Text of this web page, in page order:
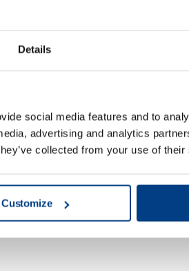
Details
social media features and to
advertising and analytics
collected from your use of
Customize
extrema?
de prensado de
de almohadillas de